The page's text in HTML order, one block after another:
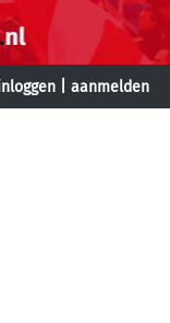
aanmelden